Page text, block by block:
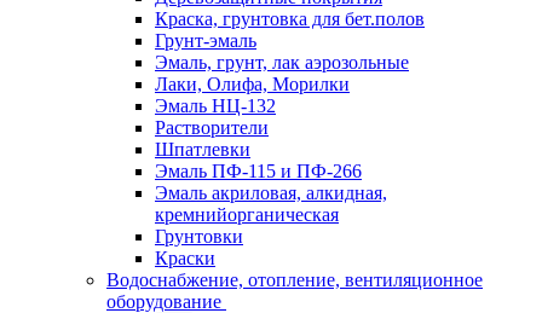
Краска, грунтовка для бет.полов
Грунт-эмаль
Эмаль, грунт, лак аэрозольные
Лаки, Олифа, Морилки
Эмаль НЦ-132
Растворители
Шпатлевки
Эмаль ПФ-115 и ПФ-266
Эмаль акриловая, алкидная,
кремнийорганическая
Грунтовки
Краски
Водоснабжение, отопление, вентиляционное
оборудование